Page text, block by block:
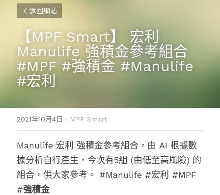
返回網站
【MPF Smart】 宏利
Manulife 強積金參考組合
#MPF #強積金 #Manulife
#宏利
2021年10月4日 · MPF Smart
Manulife 宏利 強積金參考組合，由 AI 根據數
據分析自行產生，今次有5組 (由低至高風險) 的
組合，供大家參考。 #Manulife #宏利 #MPF
#強積金